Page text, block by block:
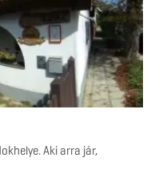
Aki arra jár,